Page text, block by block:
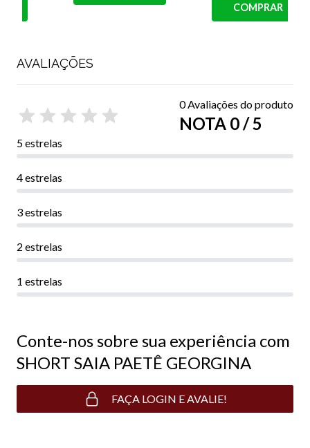
COMPRAR COMPRAR
AVALIAÇÕES
0 Avaliações do produto
NOTA 0 / 5
5 estrelas
4 estrelas
3 estrelas
2 estrelas
1 estrelas
Conte-nos sobre sua experiência com
SHORT SAIA PAETÊ GEORGINA
FAÇA LOGIN E AVALIE!